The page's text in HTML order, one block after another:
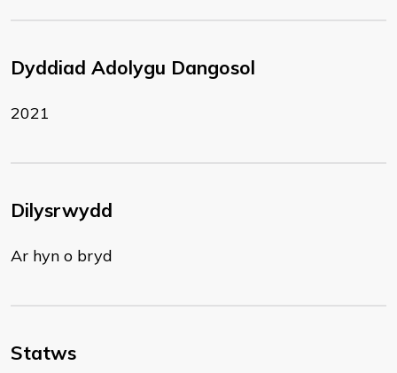
Dyddiad Adolygu Dangosol
2021
Dilysrwydd
Ar hyn o bryd
Statws